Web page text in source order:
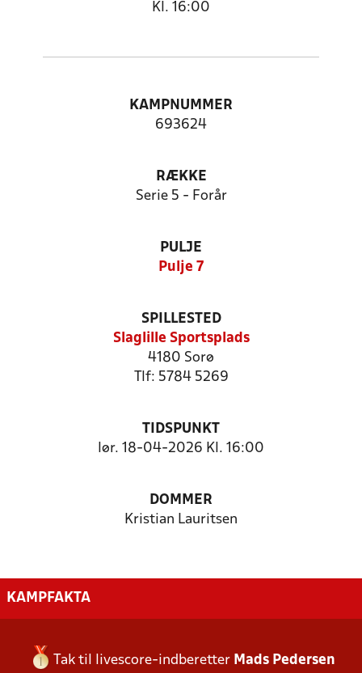
Kl. 16:00
KAMPNUMMER
693624
RÆKKE
Serie 5 - Forår
PULJE
Pulje 7
SPILLESTED
Slaglille Sportsplads
4180 Sorø
Tlf: 5784 5269
TIDSPUNKT
lør. 18-04-2026 Kl. 16:00
DOMMER
Kristian Lauritsen
KAMPFAKTA
Tak til livescore-indberetter Mads Pedersen